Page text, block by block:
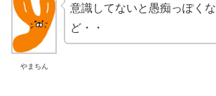
やまちん
意識してないと愚痴っぽく
ど・・